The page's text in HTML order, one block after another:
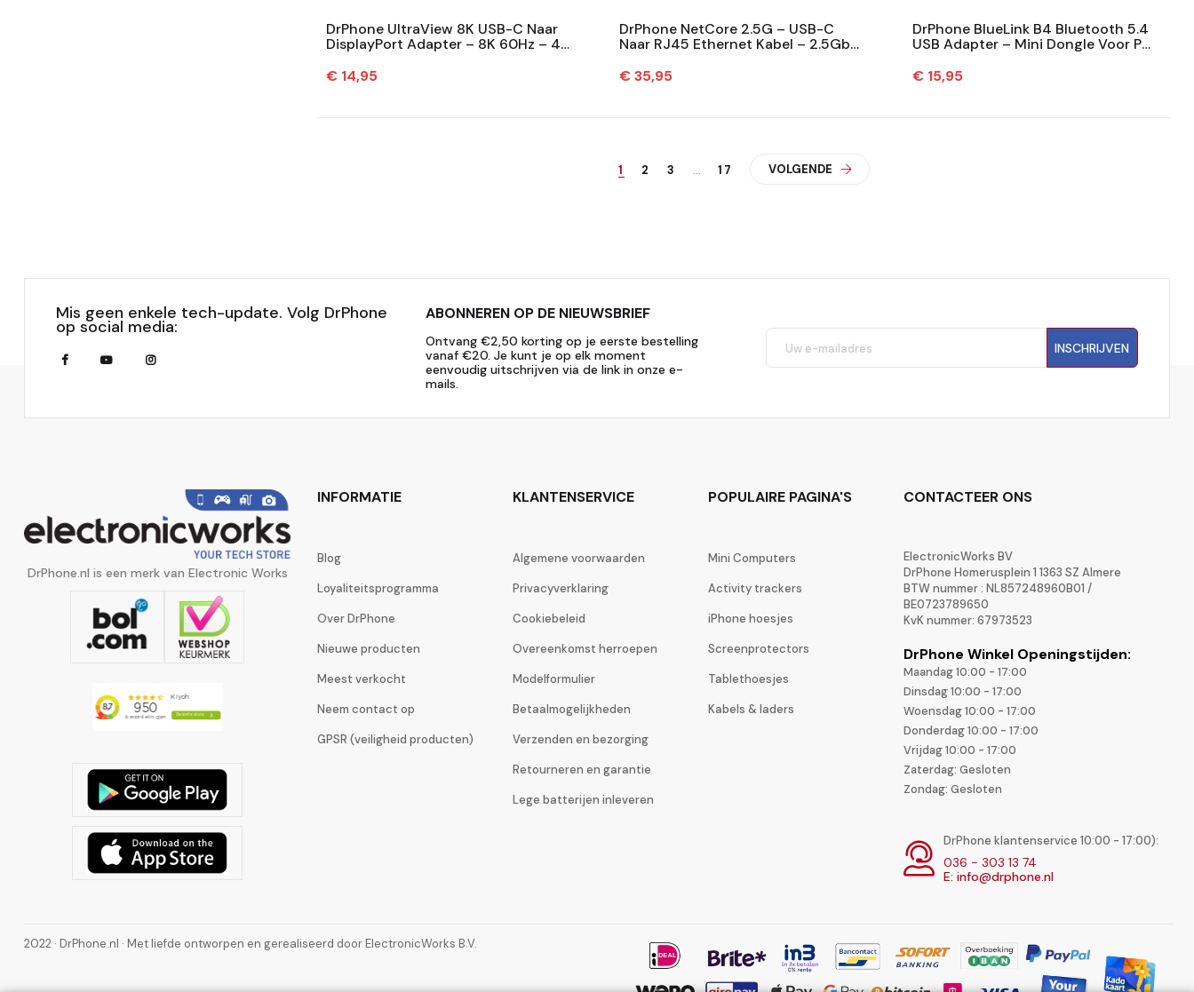
DrPhone UltraView 8K USB-C Naar
DisplayPort Adapter – 8K 60Hz – 4K
Prijs
€ 14,95
DrPhone NetCore 2.5G – USB-C
Naar RJ45 Ethernet Kabel – 2.5Gbps
Prijs
€ 35,95
DrPhone BlueLink B4 Bluetooth 5.4
USB Adapter – Mini Dongle Voor PC
Prijs
€ 15,95
1 2 3 … 17 VOLGENDE
Mis geen enkele tech-update. Volg DrPhone
op social media:
ABONNEREN OP DE NIEUWSBRIEF
Ontvang €2,50 korting op je eerste bestelling
vanaf €20. Je kunt je op elk moment
eenvoudig uitschrijven via de link in onze e-
mails.
INSCHRIJVEN
DrPhone.nl is een merk van Electronic Works
INFORMATIE
Blog
Loyaliteitsprogramma
Over DrPhone
Nieuwe producten
Meest verkocht
Neem contact op
GPSR (veiligheid producten)
KLANTENSERVICE
Algemene voorwaarden
Privacyverklaring
Cookiebeleid
Overeenkomst herroepen
Modelformulier
Betaalmogelijkheden
Verzenden en bezorging
Retourneren en garantie
Lege batterijen inleveren
POPULAIRE PAGINA'S
Mini Computers
Activity trackers
iPhone hoesjes
Screenprotectors
Tablethoesjes
Kabels & laders
CONTACTEER ONS
ElectronicWorks BV
DrPhone Homerusplein 1 1363 SZ Almere
BTW nummer : NL857248960B01 /
BE0723789650
KvK nummer: 67973523
DrPhone Winkel Openingstijden:
Maandag 10:00 - 17:00
Dinsdag 10:00 - 17:00
Woensdag 10:00 - 17:00
Donderdag 10:00 - 17:00
Vrijdag 10:00 - 17:00
Zaterdag: Gesloten
Zondag: Gesloten
DrPhone klantenservice 10:00 - 17:00):
036 - 303 13 74
E: info@drphone.nl
2022 · DrPhone.nl · Met liefde ontworpen en gerealiseerd door ElectronicWorks B.V.